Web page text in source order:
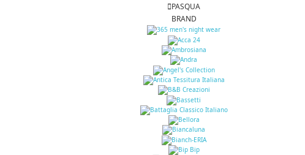
PASQUA
BRAND